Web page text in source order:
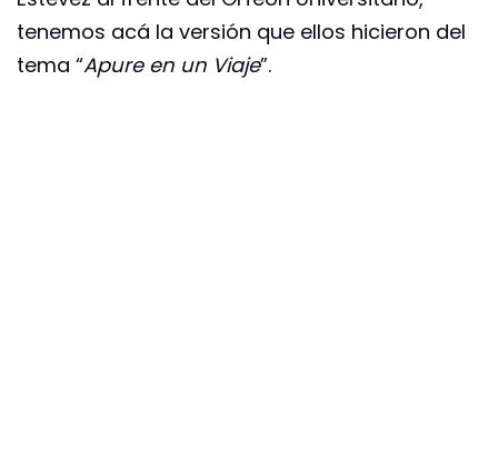
tenemos acá la versión que ellos hicieron del
tema “Apure en un Viaje”.